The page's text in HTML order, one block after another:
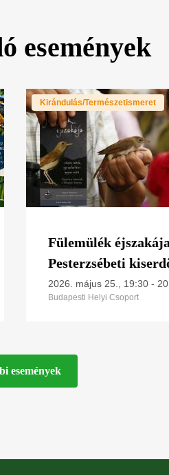
események
Kirándulás/Természetismeret
Fülemülék
Pesterzsébeti
2026. május 25., 19:30 -
Budapesti Helyi Csoport
események